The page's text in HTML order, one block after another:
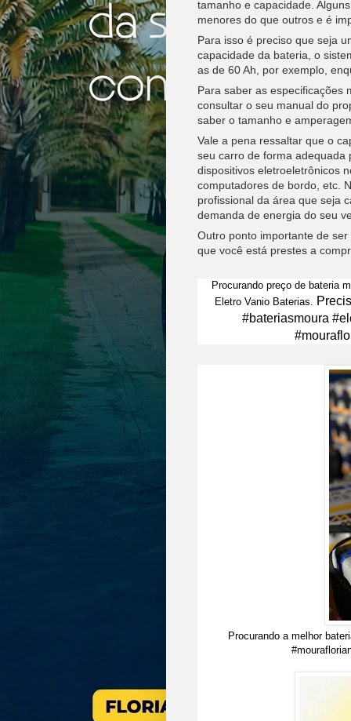
tamanho e capacidade.
menores do que outros e é
Para isso é preciso que seja
capacidade da bateria, o
as de 60 Ah, por exemplo,
Para saber as especificações
consultar o seu manual do
saber o tamanho e
Vale a pena ressaltar que o
seu carro de forma adequada
dispositivos eletroeletrônicos
computadores de bordo, etc.
profissional da área que seja
demanda de energia do seu
Outro ponto importante de
que você está prestes a
Procurando preço de bateria
Eletro Vanio Baterias.
#bateriasmoura
Procurando a melhor